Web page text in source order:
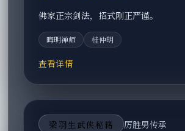
佛家正宗剑法，招式刚正严谨。
晦明禅师 桂仲明
查看详情
梁羽生武侠秘籍 厉胜男传承